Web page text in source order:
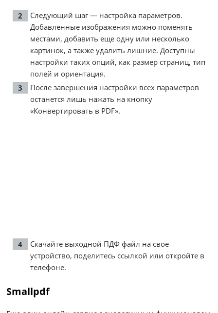
Следующий шаг — настройка параметров.
Добавленные изображения можно поменять
местами, добавить еще одну или несколько
картинок, а также удалить лишние. Доступны
настройки таких опций, как размер страниц, тип
полей и ориентация.
После завершения настройки всех параметров
останется лишь нажать на кнопку
«Конвертировать в PDF».
Скачайте выходной ПДФ файл на свое
устройство, поделитесь ссылкой или откройте в
телефоне.
Smallpdf